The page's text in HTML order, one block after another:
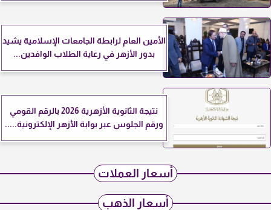
الأمين العام لرابطة الجامعات الإسلامية يشيد
بدور الأزهر في رعاية الطلاب الوافدين...
نتيجة الثانوية الأزهرية 2026 بالرقم القومي
ورقم الجلوس عبر بوابة الأزهر الإلكترونية.....
أسعار العملات
أسعار الذهب